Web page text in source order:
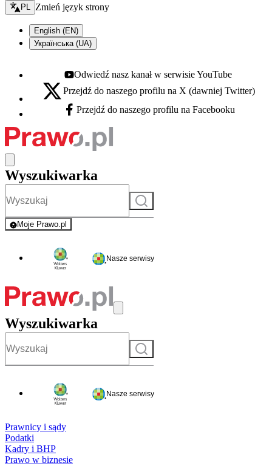
Zmień język - bieżący:
PL Zmień język strony
English (EN)
Українська (UA)
Youtube - otwiera się w nowej karcie
Odwiedź nasz kanał w serwisie YouTube
X - otwiera się w nowej karcie
Przejdź do naszego profilu na X (dawniej Twitter)
Facebook - otwiera się w nowej karcie
Przejdź do naszego profilu na Facebooku
Wyszukiwarka
Szukaj
Moje Prawo.pl
- rejestracja i logowanie do serwisu
Nasze serwisy
Wyszukiwarka
Szukaj
Nasze serwisy
Prawnicy i sądy
Podatki
Kadry i BHP
Prawo w biznesie